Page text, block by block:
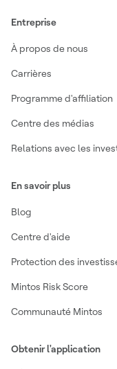
Entreprise
À propos de nous
Carrières
Programme d'affiliation
Centre des médias
Relations avec les
En savoir plus
Blog
Centre d'aide
Protection des
Mintos Risk Score
Communauté Mintos
Obtenir l'application